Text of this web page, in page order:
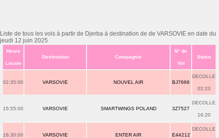
Liste de tous les vols à partir de Djerba à destination de de VARSOVIE en date du
jeudi 12 juin 2025
Heure
Locale
Destination Compagnie
N° de
Vol
Statut
02:35:00 VARSOVIE NOUVEL AIR BJ7666
DECOLLE
02:23
15:55:00 VARSOVIE SMARTWINGS POLAND 3Z7527
DECOLLE
16:20
16:30:00 VARSOVIE ENTER AIR E44212
DECOLLE